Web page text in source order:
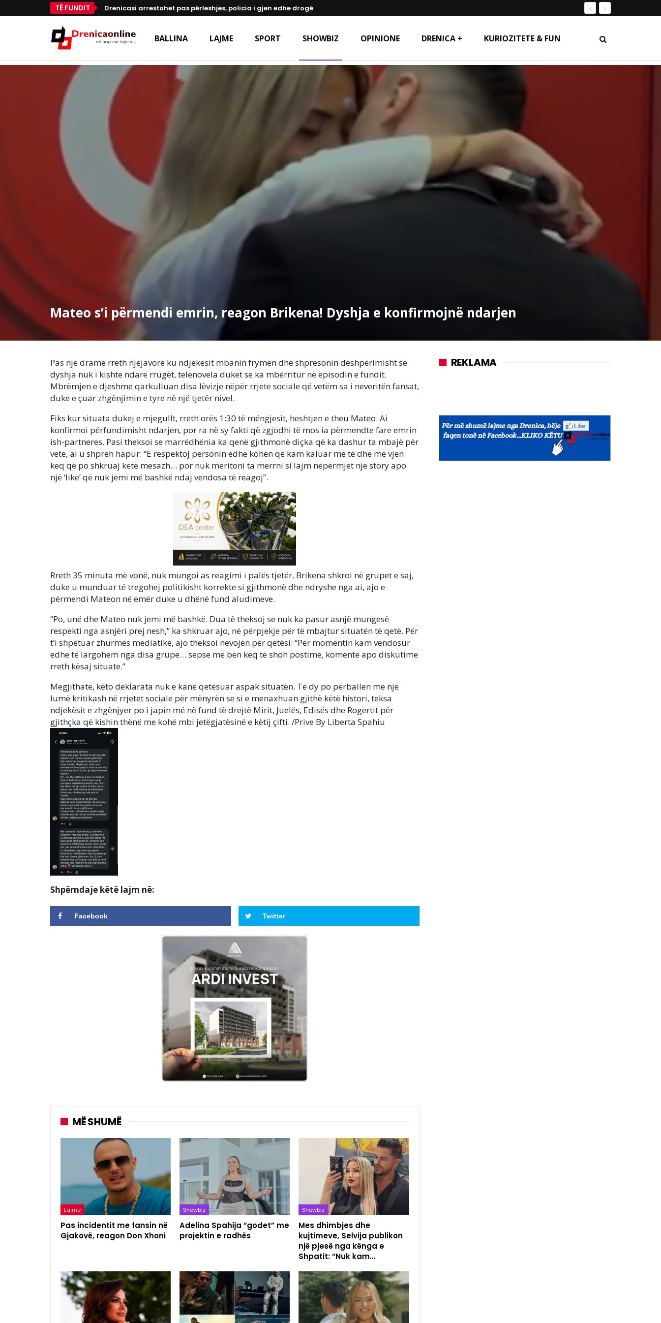
TË FUNDIT Drenicasi arrestohet pas përleshjes, policia i gjen edhe drogë
BALLINA LAJME SPORT SHOWBIZ OPINIONE DRENICA + KURIOZITETE & FUN
Mateo s’i përmendi emrin, reagon Brikena! Dyshja e konfirmojnë ndarjen
Pas një drame rreth njëjavore ku ndjekësit mbanin frymën dhe shpresonin dëshpërimisht se
dyshja nuk i kishte ndarë rrugët, telenovela duket se ka mbërritur në episodin e fundit.
Mbrëmjen e djeshme qarkulluan disa lëvizje nëpër rrjete sociale që vetëm sa i neveritën fansat,
duke e çuar zhgënjimin e tyre në një tjetër nivel.
Fiks kur situata dukej e mjegullt, rreth orës 1:30 të mëngjesit, heshtjen e theu Mateo. Ai
konfirmoi përfundimisht ndarjen, por ra në sy fakti që zgjodhi të mos ia përmendte fare emrin
ish-partneres. Pasi theksoi se marrëdhënia ka qenë gjithmonë diçka që ka dashur ta mbajë për
vete, ai u shpreh hapur: “E respektoj personin edhe kohën që kam kaluar me të dhe më vjen
keq që po shkruaj këtë mesazh… por nuk meritoni ta merrni si lajm nëpërmjet një story apo
një ‘like’ që nuk jemi më bashkë ndaj vendosa të reagoj”.
Rreth 35 minuta më vonë, nuk mungoi as reagimi i palës tjetër. Brikena shkroi në grupet e saj,
duke u munduar të tregohej politikisht korrekte si gjithmonë dhe ndryshe nga ai, ajo e
përmendi Mateon në emër duke u dhënë fund aludimeve.
“Po, unë dhe Mateo nuk jemi më bashkë. Dua të theksoj se nuk ka pasur asnjë mungesë
respekti nga asnjëri prej nesh,” ka shkruar ajo, në përpjekje për të mbajtur situatën të qetë. Për
t’i shpëtuar zhurmës mediatike, ajo theksoi nevojën për qetësi: “Për momentin kam vendosur
edhe të largohem nga disa grupe… sepse më bën keq të shoh postime, komente apo diskutime
rreth kësaj situate.”
Megjithatë, këto deklarata nuk e kanë qetësuar aspak situatën. Të dy po përballen me një
lumë kritikash në rrjetet sociale për mënyrën se si e menaxhuan gjithë këtë histori, teksa
ndjekësit e zhgënjyer po i japin më në fund të drejtë Mirit, Juelës, Edisës dhe Rogertit për
gjithçka që kishin thënë me kohë mbi jetëgjatësinë e këtij çifti. /Prive By Liberta Spahiu
Shpërndaje këtë lajm në:
Facebook Twitter
MË SHUMË
Lajme
Pas incidentit me fansin në
Gjakovë, reagon Don Xhoni
Showbiz
Adelina Spahija “godet” me
projektin e radhës
Showbiz
Mes dhimbjes dhe
kujtimeve, Selvija publikon
një pjesë nga kënga e
Shpatit: “Nuk kam…
REKLAMA